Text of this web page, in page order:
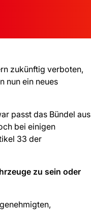
zukünftig verboten,
nun ein neues
passt das Bündel aus
bei einigen
33 der
zu sein oder